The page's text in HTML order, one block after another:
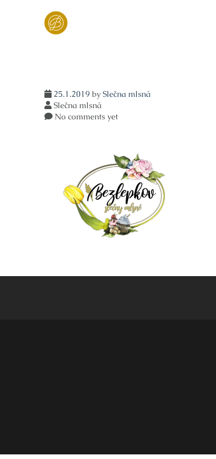
25.1.2019bySlečna mlsná
Slečna mlsná
No comments yet